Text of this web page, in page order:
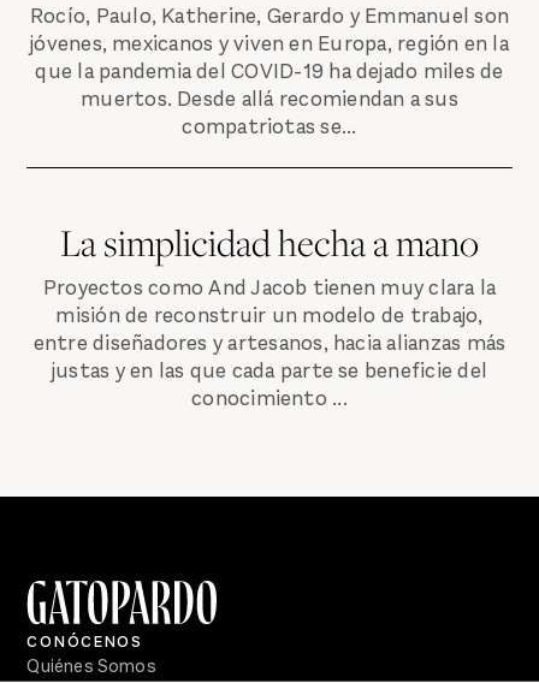
Rocío, Paulo, Katherine, Gerardo y Emmanuel son
jóvenes, mexicanos y viven en Europa, región en la
que la pandemia del COVID-19 ha dejado miles de
muertos. Desde allá recomiendan a sus
compatriotas se...
La simplicidad hecha a mano
Proyectos como And Jacob tienen muy clara la
misión de reconstruir un modelo de trabajo,
entre diseñadores y artesanos, hacia alianzas más
justas y en las que cada parte se beneficie del
conocimiento ...
CONÓCENOS
Quiénes Somos